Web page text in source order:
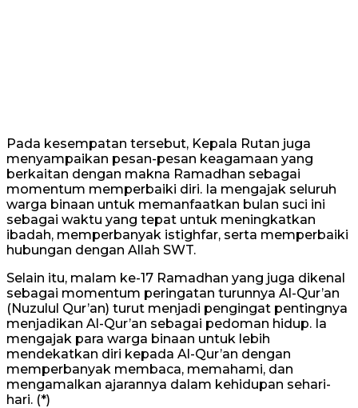
Pada kesempatan tersebut, Kepala Rutan juga
menyampaikan pesan-pesan keagamaan yang
berkaitan dengan makna Ramadhan sebagai
momentum memperbaiki diri. Ia mengajak seluruh
warga binaan untuk memanfaatkan bulan suci ini
sebagai waktu yang tepat untuk meningkatkan
ibadah, memperbanyak istighfar, serta memperbaiki
hubungan dengan Allah SWT.
Selain itu, malam ke-17 Ramadhan yang juga dikenal
sebagai momentum peringatan turunnya Al-Qur’an
(Nuzulul Qur’an) turut menjadi pengingat pentingnya
menjadikan Al-Qur’an sebagai pedoman hidup. Ia
mengajak para warga binaan untuk lebih
mendekatkan diri kepada Al-Qur’an dengan
memperbanyak membaca, memahami, dan
mengamalkan ajarannya dalam kehidupan sehari-
hari. (*)